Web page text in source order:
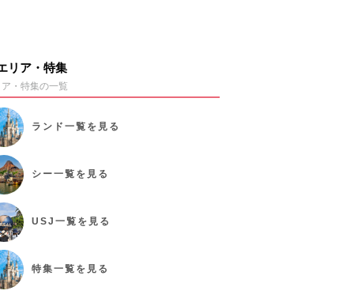
リア・特集
・特集の一覧
ランド 一覧を見る
シー一覧を見る
USJ 一覧を見る
特集一覧を見る